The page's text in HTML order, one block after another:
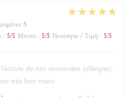
5
: 5/5 Μενού : 5/5 Ποιότητα / Τιμή : 5/5
de nos demandes (allergies).
très bon merci